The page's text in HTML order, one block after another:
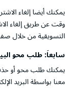
يمكنك أيضا إلغاء
وقت عن طريق إلغاء
التسويقية من خلال
سابعاَ: طلب محو
يمكنك طلب محو أو
معنا بواسطة البريد